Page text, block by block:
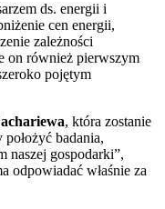
ds. energii i
cen energii,
zależności
on również pierwszym
pojętym
, która zostanie
badania,
naszej gospodarki”,
odpowiadać właśnie za